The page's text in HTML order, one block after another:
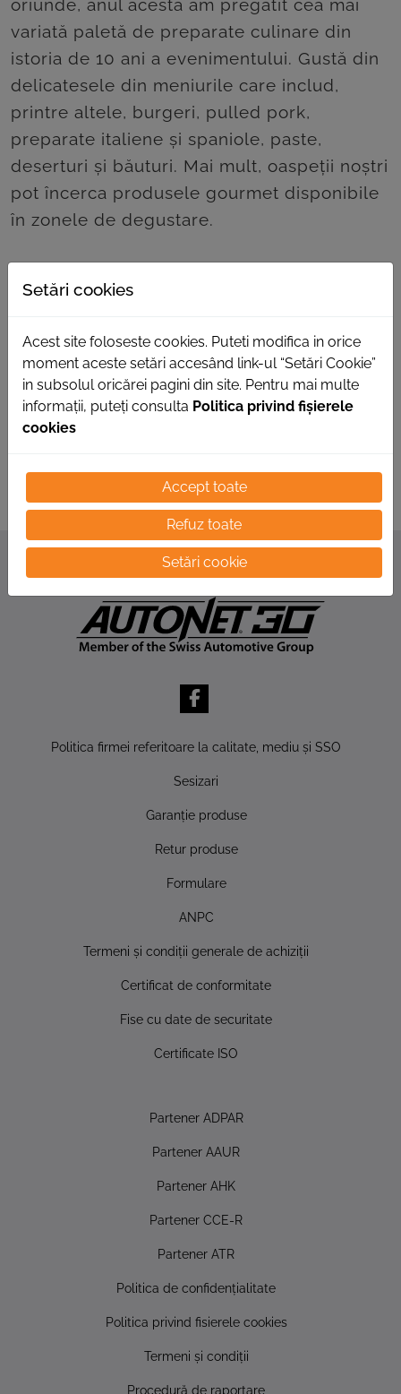
oriunde, anul acesta am pregătit cea mai
variată paletă de preparate culinare din
istoria de 10 ani a evenimentului. Gustă din
delicatesele din meniurile care includ,
printre altele, burgeri, pulled pork,
preparate italiene și spaniole, paste,
deserturi și băuturi. Mai mult, oaspeții noștri
pot încerca produsele gourmet disponibile
în zonele de degustare.
Autonet Mobility Show își așteaptă vizitatorii
care vă veți putea bucura împreună cu
familia sau prietenii!
Politica firmei referitoare la calitate, mediu şi SSO
Sesizari
Garanţie produse
Retur produse
Formulare
ANPC
Termeni şi condiţii generale de achiziţii
Certificat de conformitate
Fise cu date de securitate
Certificate ISO
Partener ADPAR
Partener AAUR
Partener AHK
Partener CCE-R
Partener ATR
Politica de confidențialitate
Politica privind fisierele cookies
Termeni și condiții
Procedură de raportare
Setări cookies
Acest site foloseste cookies. Puteti modifica in orice
moment aceste setări accesând link-ul “Setări Cookie”
in subsolul oricărei pagini din site. Pentru mai multe
informații, puteți consulta Politica privind fișierele
cookies
Accept toate
Refuz toate
Setări cookie